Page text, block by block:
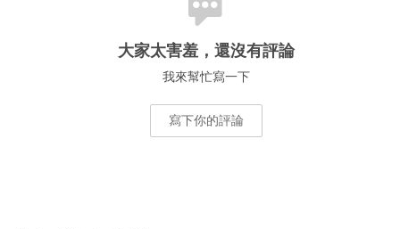
大家太害羞，還沒有評論
我來幫忙寫一下
寫下你的評論